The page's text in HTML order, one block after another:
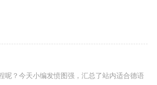
呢？今天小编发愤图强，汇总了站内适合德语